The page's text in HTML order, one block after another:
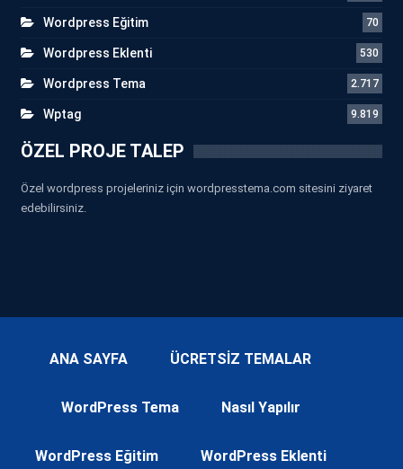
Wordpress Eğitim 70
Wordpress Eklenti 530
Wordpress Tema 2.717
Wptag 9.819
ÖZEL PROJE TALEP
Özel wordpress projeleriniz için wordpresstema.com sitesini ziyaret
edebilirsiniz.
ANA SAYFA ÜCRETSİZ TEMALAR
WordPress Tema Nasıl Yapılır
WordPress Eğitim WordPress Eklenti